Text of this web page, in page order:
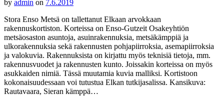
by admin on 7.6.2019
Stora Enso Metsä on tallettanut Elkaan arvokkaan
rakennuskortiston. Korteissa on Enso-Gutzeit Osakeyhtiön
metsäosaston asuntoja, asuinrakennuksia, metsäkämppiä ja
ulkorakennuksia sekä rakennusten pohjapiirroksia, asemapiirroksia
ja valokuvia. Rakennuksista on kirjattu myös teknisiä tietoja, mm.
rakennusvuodet ja rakennusten kunto. Joissakin korteissa on myös
asukkaiden nimiä. Tässä muutamia kuvia malliksi. Kortistoon
kokonaisuudessaan voi tutustua Elkan tutkijasalissa. Kansikuva:
Rautavaara, Sieran kämppä…